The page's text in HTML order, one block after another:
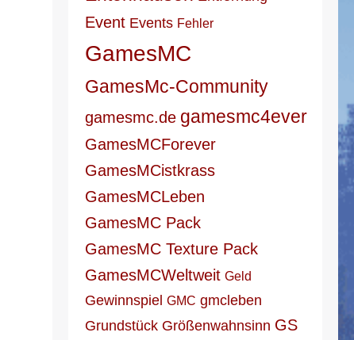
Event Events Fehler
GamesMC
GamesMc-Community
gamesmc.de gamesmc4ever
GamesMCForever
GamesMCistkrass
GamesMCLeben
GamesMC Pack
GamesMC Texture Pack
GamesMCWeltweit Geld
Gewinnspiel GMC gmcleben
Grundstück Größenwahnsinn GS